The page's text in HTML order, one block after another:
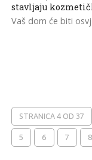
stavljaju
Vaš dom će biti
STRANICA 4 OD 37
5
6 7 8